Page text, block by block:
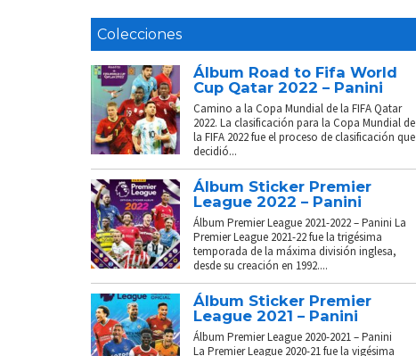
Colecciones
Álbum Road to Fifa World
Cup Qatar 2022 – Panini
Camino a la Copa Mundial de la FIFA Qatar
2022. La clasificación para la Copa Mundial de
la FIFA 2022 fue el proceso de clasificación que
decidió...
Álbum Sticker Premier
League 2022 – Panini
Álbum Premier League 2021-2022 – Panini La
Premier League 2021-22 fue la trigésima
temporada de la máxima división inglesa,
desde su creación en 1992....
Álbum Sticker Premier
League 2021 – Panini
Álbum Premier League 2020-2021 – Panini
La Premier League 2020-21 fue la vigésima